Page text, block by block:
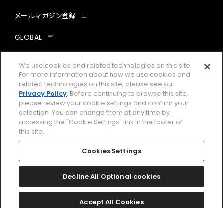
メールマガジン登録
GLOBAL
facebookinstagramtwitter
企業情報 ご利用規約
プライバシーポリシー Cookies Settings
Amazon PayはAmazon.com, Inc.またはその関連会社の商標です。
2026 CITIZEN WATCH CO., LTD.
We use cookies and related technologies on this site.
For more information about how we use cookies and
related technologies on this site, please see our
Privacy Policy. Before continuing to browse this site,
please review your cookie settings and confirm your
selection. You can change them at any time by
accessing the "Cookie Settings" link in the footer of
this site.
Cookies Settings
Decline All Optional cookies
Accept All Cookies